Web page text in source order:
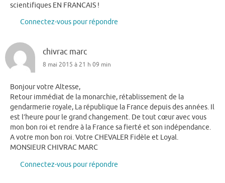
scientifiques EN FRANCAIS !
Connectez-vous pour répondre
chivrac marc
8 mai 2015 à 21 h 09 min
Bonjour votre Altesse,
Retour immédiat de la monarchie, rétablissement de la
gendarmerie royale, La république la France depuis des années. Il
est l’heure pour le grand changement. De tout cœur avec vous
mon bon roi et rendre à la France sa fierté et son indépendance.
A votre mon bon roi. Votre CHEVALER Fidèle et Loyal.
MONSIEUR CHIVRAC MARC
Connectez-vous pour répondre